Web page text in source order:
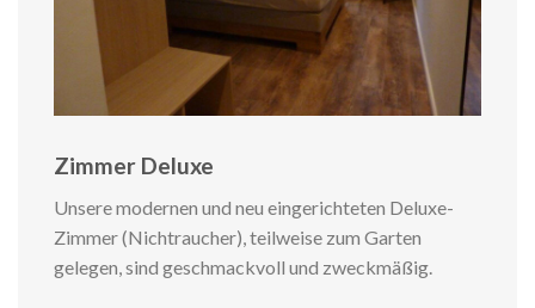
Zimmer Deluxe
Unsere modernen und neu eingerichteten Deluxe-
Zimmer (Nichtraucher), teilweise zum Garten
gelegen, sind geschmackvoll und zweckmäßig.